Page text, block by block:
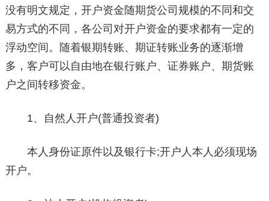
没有明文规定，开户资金随期货公司规模的不同和交
易方式的不同，各公司对开户资金的要求都有一定的
浮动空间。随着银期转账、期证转账业务的逐渐增
多，客户可以自由地在银行账户、证券账户、期货账
户之间转移资金。
1、自然人开户(普通投资者)
本人身份证原件以及银行卡;开户人本人必须现场
开户。